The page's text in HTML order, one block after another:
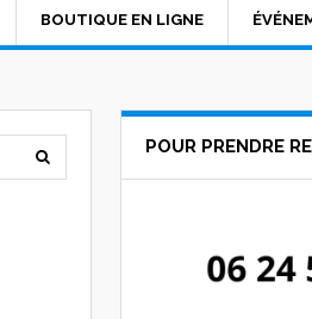
BOUTIQUE EN LIGNE
POUR PRENDRE